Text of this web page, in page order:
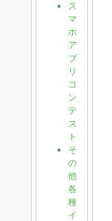
ス
マ
ホ
ア
プ
リ
コ
ン
テ
ス
ト
そ
の
他
各
種
イ